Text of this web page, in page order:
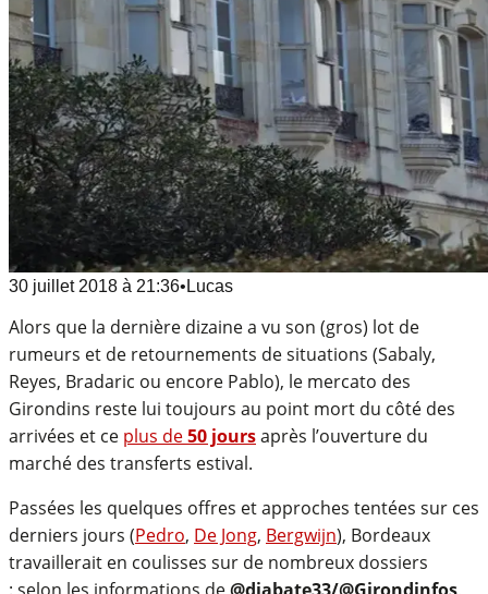
30 juillet 2018 à 21:36• Lucas
Alors que la dernière dizaine a vu son (gros) lot de
rumeurs et de retournements de situations (Sabaly,
Reyes, Bradaric ou encore Pablo), le mercato des
Girondins reste lui toujours au point mort du côté des
arrivées et ce plus de50 joursaprès l’ouverture du
marché des transferts estival.
Passées les quelques offres et approches tentées sur ces
derniers jours (Pedro, De Jong, Bergwijn), Bordeaux
travaillerait en coulisses sur de nombreux dossiers